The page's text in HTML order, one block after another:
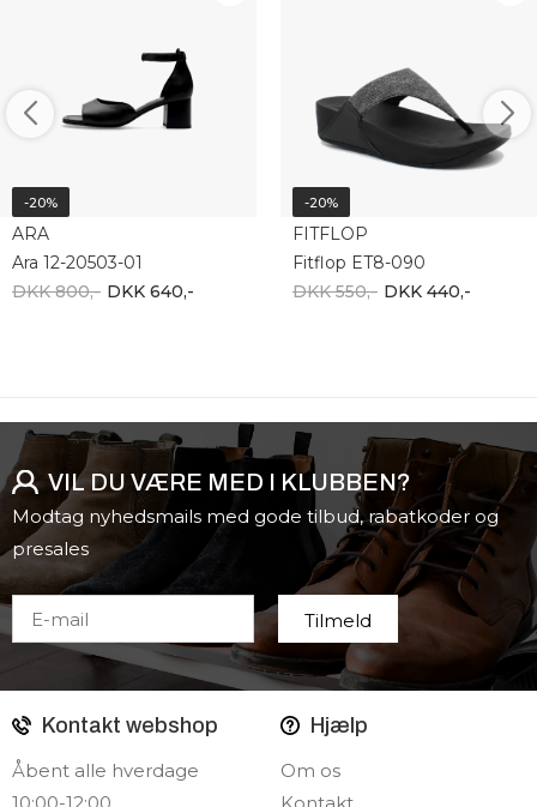
-20%
ARA
Ara 12-20503-01
DKK 800,- DKK 640,-
-20%
FITFLOP
Fitflop ET8-090
DKK 550,- DKK 440,-
VIL DU VÆRE MED I KLUBBEN?
Modtag nyhedsmails med gode tilbud, rabatkoder og
presales
Kontakt webshop
Åbent alle hverdage
Hjælp
Om os